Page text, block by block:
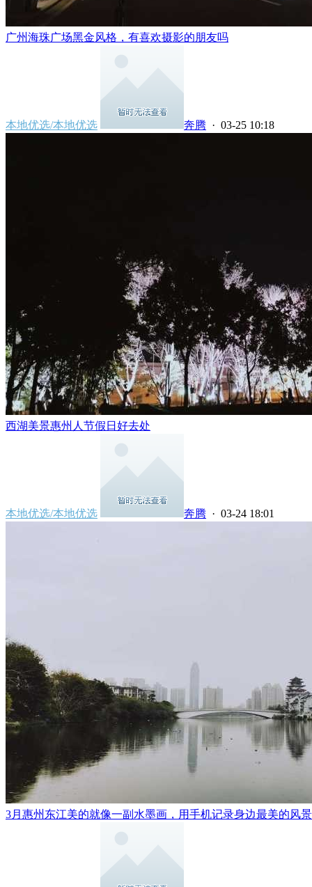
广州海珠广场黑金风格，有喜欢摄影的朋友吗
本地优选/本地优选 奔腾 · 03-25 10:18
西湖美景惠州人节假日好去处
本地优选/本地优选 奔腾 · 03-24 18:01
3月惠州东江美的就像一副水墨画，用手机记录身边最美的风